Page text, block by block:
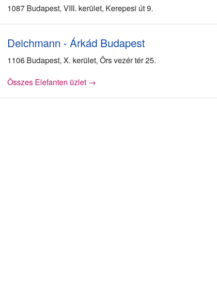
1087 Budapest, VIII. kerület, Kerepesi út 9.
Deichmann - Árkád Budapest
1106 Budapest, X. kerület, Örs vezér tér 25.
Összes Elefanten üzlet →